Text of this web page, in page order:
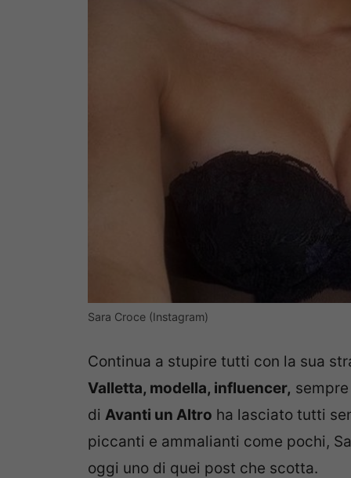
Sara Croce (Instagram)
Continua a stupire tutti con la sua
Valletta, modella, influencer,
di Avanti un Altro ha lasciato tutti
piccanti e ammalianti come pochi,
oggi uno di quei post che scotta.